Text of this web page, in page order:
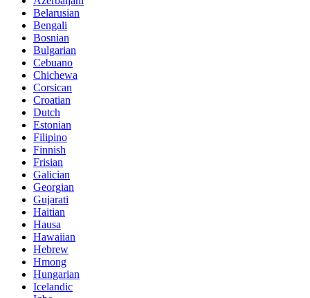
Belarusian
Bengali
Bosnian
Bulgarian
Cebuano
Chichewa
Corsican
Croatian
Dutch
Estonian
Filipino
Finnish
Frisian
Galician
Georgian
Gujarati
Haitian
Hausa
Hawaiian
Hebrew
Hmong
Hungarian
Icelandic